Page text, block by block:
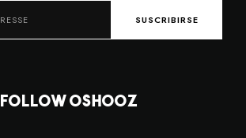
SUSCRIBIRSE
Follow OSHOOZ